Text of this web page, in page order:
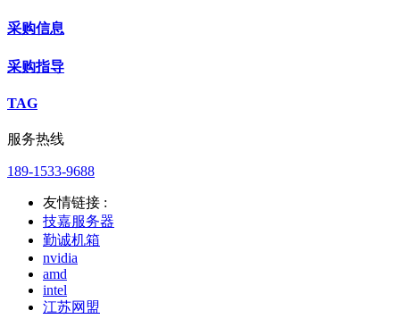
采购信息
采购指导
TAG
服务热线
189-1533-9688
友情链接 :
技嘉服务器
勤诚机箱
nvidia
amd
intel
江苏网盟